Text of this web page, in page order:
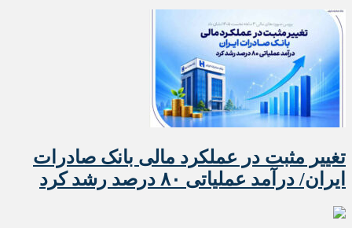
تغییر مثبت در عملکرد مالی بانک صادرات
ایران/ درآمد عملیاتی ۸۰ درصد رشد کرد